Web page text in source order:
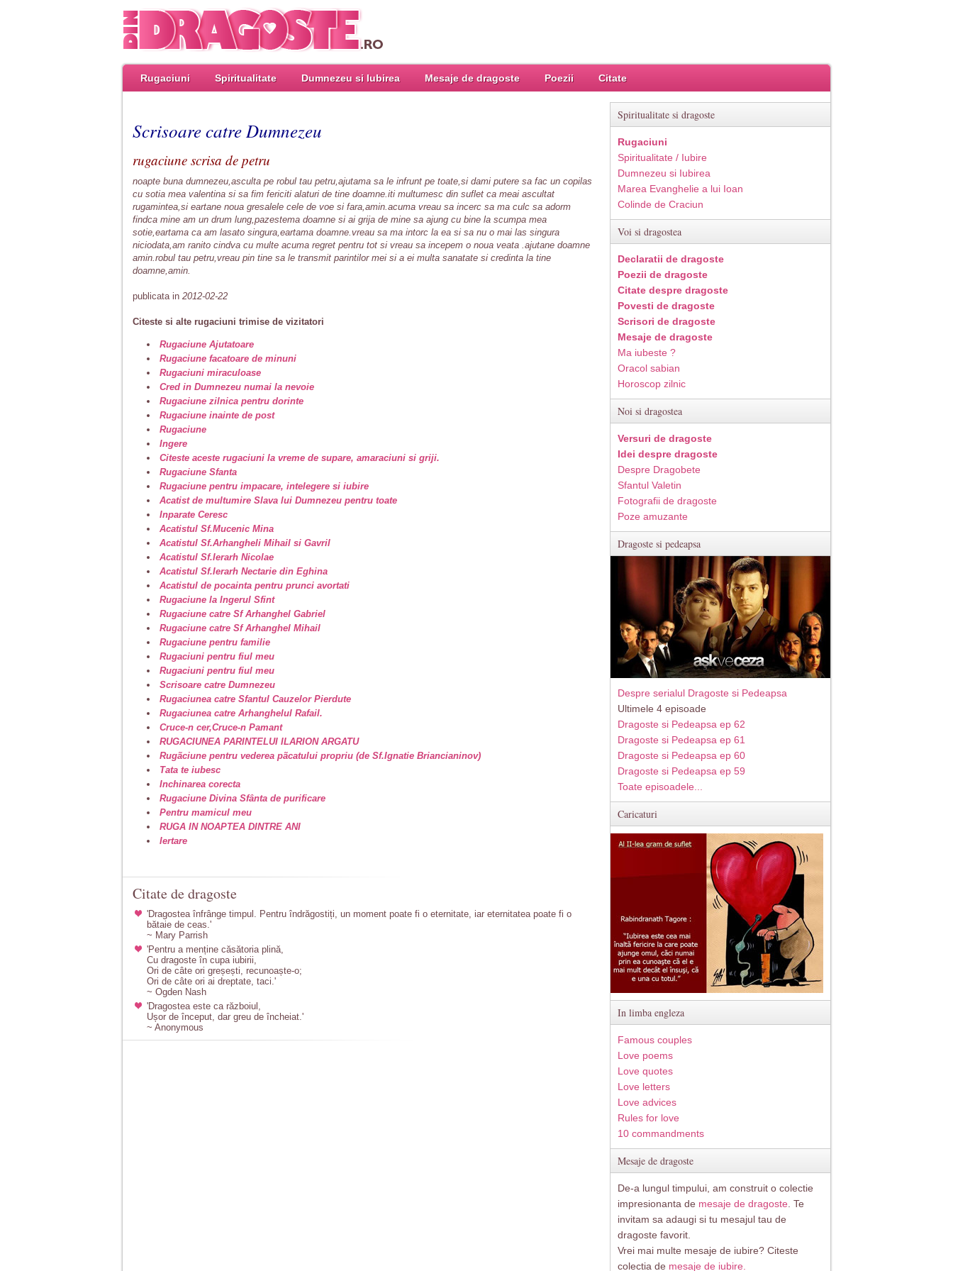
Rugaciuni Spiritualitate Dumnezeu si Iubirea Mesaje de dragoste Poezii Citate
Scrisoare catre Dumnezeu
rugaciune scrisa de petru
noapte buna dumnezeu,asculta pe robul tau petru,ajutama sa le infrunt pe toate,si dami putere sa fac un copilas
cu sotia mea valentina si sa fim fericiti alaturi de tine doamne.iti multumesc din suflet ca meai ascultat
rugamintea,si eartane noua gresalele cele de voe si fara,amin.acuma vreau sa incerc sa ma culc sa adorm
findca mine am un drum lung,pazestema doamne si ai grija de mine sa ajung cu bine la scumpa mea
sotie,eartama ca am lasato singura,eartama doamne.vreau sa ma intorc la ea si sa nu o mai las singura
niciodata,am ranito cindva cu multe acuma regret pentru tot si vreau sa incepem o noua veata .ajutane doamne
amin.robul tau petru,vreau pin tine sa le transmit parintilor mei si a ei multa sanatate si credinta la tine
doamne,amin.
publicata in 2012-02-22
Citeste si alte rugaciuni trimise de vizitatori
Rugaciune Ajutatoare
Rugaciune facatoare de minuni
Rugaciuni miraculoase
Cred in Dumnezeu numai la nevoie
Rugaciune zilnica pentru dorinte
Rugaciune inainte de post
Rugaciune
Ingere
Citeste aceste rugaciuni la vreme de supare, amaraciuni si griji.
Rugaciune Sfanta
Rugaciune pentru impacare, intelegere si iubire
Acatist de multumire Slava lui Dumnezeu pentru toate
Inparate Ceresc
Acatistul Sf.Mucenic Mina
Acatistul Sf.Arhangheli Mihail si Gavril
Acatistul Sf.Ierarh Nicolae
Acatistul Sf.Ierarh Nectarie din Eghina
Acatistul de pocainta pentru prunci avortati
Rugaciune la Ingerul Sfint
Rugaciune catre Sf Arhanghel Gabriel
Rugaciune catre Sf Arhanghel Mihail
Rugaciune pentru familie
Rugaciuni pentru fiul meu
Rugaciuni pentru fiul meu
Scrisoare catre Dumnezeu
Rugaciunea catre Sfantul Cauzelor Pierdute
Rugaciunea catre Arhanghelul Rafail.
Cruce-n cer,Cruce-n Pamant
RUGACIUNEA PARINTELUI ILARION ARGATU
Rugãciune pentru vederea pãcatului propriu (de Sf.Ignatie Briancianinov)
Tata te iubesc
Inchinarea corecta
Rugaciune Divina Sfânta de purificare
Pentru mamicul meu
RUGA IN NOAPTEA DINTRE ANI
Iertare
Citate de dragoste
'Dragostea înfrânge timpul. Pentru îndrăgostiți, un moment poate fi o eternitate, iar eternitatea poate fi o
bătaie de ceas.'
~ Mary Parrish
'Pentru a menține căsătoria plină,
Cu dragoste în cupa iubirii,
Ori de câte ori greșești, recunoaște-o;
Ori de câte ori ai dreptate, taci.'
~ Ogden Nash
'Dragostea este ca războiul,
Ușor de început, dar greu de încheiat.'
~ Anonymous
Spiritualitate si dragoste
Rugaciuni
Spiritualitate / Iubire
Dumnezeu si Iubirea
Marea Evanghelie a lui Ioan
Colinde de Craciun
Voi si dragostea
Declaratii de dragoste
Poezii de dragoste
Citate despre dragoste
Povesti de dragoste
Scrisori de dragoste
Mesaje de dragoste
Ma iubeste ?
Oracol sabian
Horoscop zilnic
Noi si dragostea
Versuri de dragoste
Idei despre dragoste
Despre Dragobete
Sfantul Valetin
Fotografii de dragoste
Poze amuzante
Dragoste si pedeapsa
Despre serialul Dragoste si Pedeapsa
Ultimele 4 episoade
Dragoste si Pedeapsa ep 62
Dragoste si Pedeapsa ep 61
Dragoste si Pedeapsa ep 60
Dragoste si Pedeapsa ep 59
Toate episoadele...
Caricaturi
In limba engleza
Famous couples
Love poems
Love quotes
Love letters
Love advices
Rules for love
10 commandments
Mesaje de dragoste
De-a lungul timpului, am construit o colectie
impresionanta de mesaje de dragoste . Te
invitam sa adaugi si tu mesajul tau de
dragoste favorit.
Vrei mai multe mesaje de iubire? Citeste
colectia de mesaje de iubire.